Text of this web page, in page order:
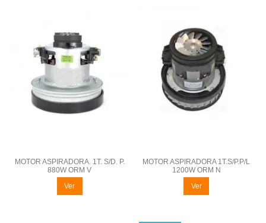
MOTOR ASPIRADORA. 1T. S/D. P.
880W ORM V
Ver
MOTOR ASPIRADORA 1T.S/P.P/L
1200W ORM N
Ver